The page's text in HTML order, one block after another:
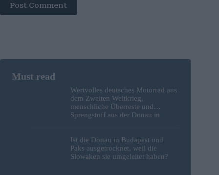
Post Comment
Wertvolles deutsches Motorrad aus
dem Zweiten Weltkrieg,
menschliche Überreste und
Sprengstoff aus der Donau in
Ist die Donau in Budapest und
Paks ausgetrocknet, weil die
Slowaken sie umgeleitet haben?